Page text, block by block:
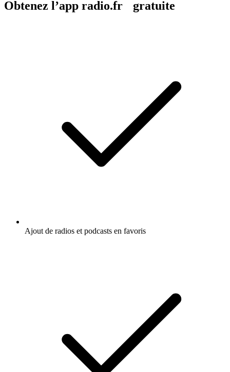
Obtenez l’app radio.fr gratuite
Ajout de radios et podcasts en favoris